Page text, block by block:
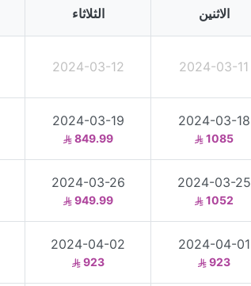
الاثنين الثلاثاء
2024-03-11
2024-03-12
2024-03-18
1085
2024-03-19
849.99
2024-03-25
1052
2024-03-26
949.99
2024-04-01
923
2024-04-02
923